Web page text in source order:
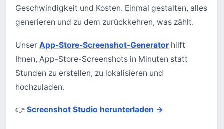
Geschwindigkeit und Kosten. Einmal gestalten, alles
generieren und zu dem zurückkehren, was zählt.
UnserApp-Store-Screenshot-Generatorhilft
Ihnen, App-Store-Screenshots in Minuten statt
Stunden zu erstellen, zu lokalisieren und
hochzuladen.
👉Screenshot Studio herunterladen →